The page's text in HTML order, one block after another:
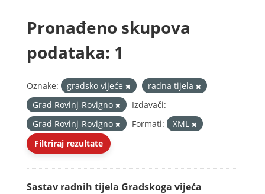
Pronađeno skupova
podataka: 1
Oznake: gradsko vijeće
radna tijela
Grad Rovinj-Rovigno
Izdavači:
Grad Rovinj-Rovigno
Formati:
XML
Filtriraj rezultate
Sastav radnih tijela Gradskoga vijeća